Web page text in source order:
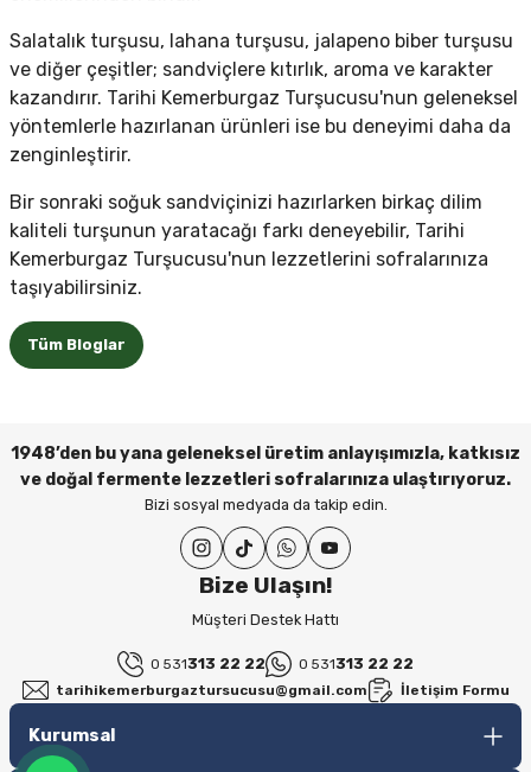
Salatalık turşusu, lahana turşusu, jalapeno biber turşusu
ve diğer çeşitler; sandviçlere kıtırlık, aroma ve karakter
kazandırır. Tarihi Kemerburgaz Turşucusu'nun geleneksel
yöntemlerle hazırlanan ürünleri ise bu deneyimi daha da
zenginleştirir.
Bir sonraki soğuk sandviçinizi hazırlarken birkaç dilim
kaliteli turşunun yaratacağı farkı deneyebilir, Tarihi
Kemerburgaz Turşucusu'nun lezzetlerini sofralarınıza
taşıyabilirsiniz.
Tüm Bloglar
256-bit SSL ile güvenli ödeme imkanı.
1-3 İş Gününde Kargo!
Siparişleriniz özenle hazırlanarak 1-3 iş günü içerisinde kargoya teslim edilir.
1948’den bu yana geleneksel üretim anlayışımızla, katkısız
ve doğal fermente lezzetleri sofralarınıza ulaştırıyoruz.
Bizi sosyal medyada da takip edin.
Kurumsal
Bize Ulaşın!
Müşteri Destek Hattı
0 531313 22 22 0 531313 22 22
tarihikemerburgaztursucusu@gmail.com İletişim Formu